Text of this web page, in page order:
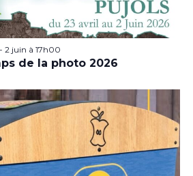
- 2 juin à 17h00
de la photo 2026